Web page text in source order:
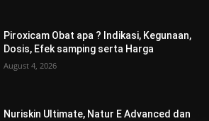
Piroxicam Obat apa ? Indikasi, Kegunaan,
Dosis, Efek samping serta Harga
August 4, 2026
Nuriskin Ultimate, Natur E Advanced dan